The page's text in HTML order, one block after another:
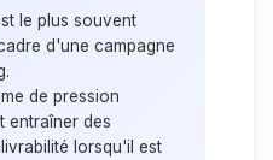
le plus souvent
d'une campagne
.
de pression
entraîner des
lorsqu'il est